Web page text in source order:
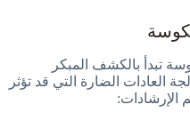
تبدأ بالكشف المبكر
العادات الضارة التي قد تؤثر
الإرشادات: